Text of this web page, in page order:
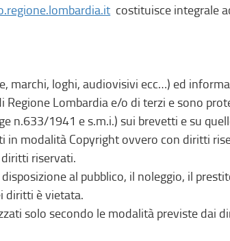
costituisce integrale
marchi, loghi, audiovisivi ecc…) ed
Lombardia e/o di terzi e sono
n.633/1941 e s.m.i.) sui brevetti e su
in modalità Copyright ovvero con diritti
riservati.
al pubblico, il noleggio, il
diritti è vietata.
solo secondo le modalità previste dai